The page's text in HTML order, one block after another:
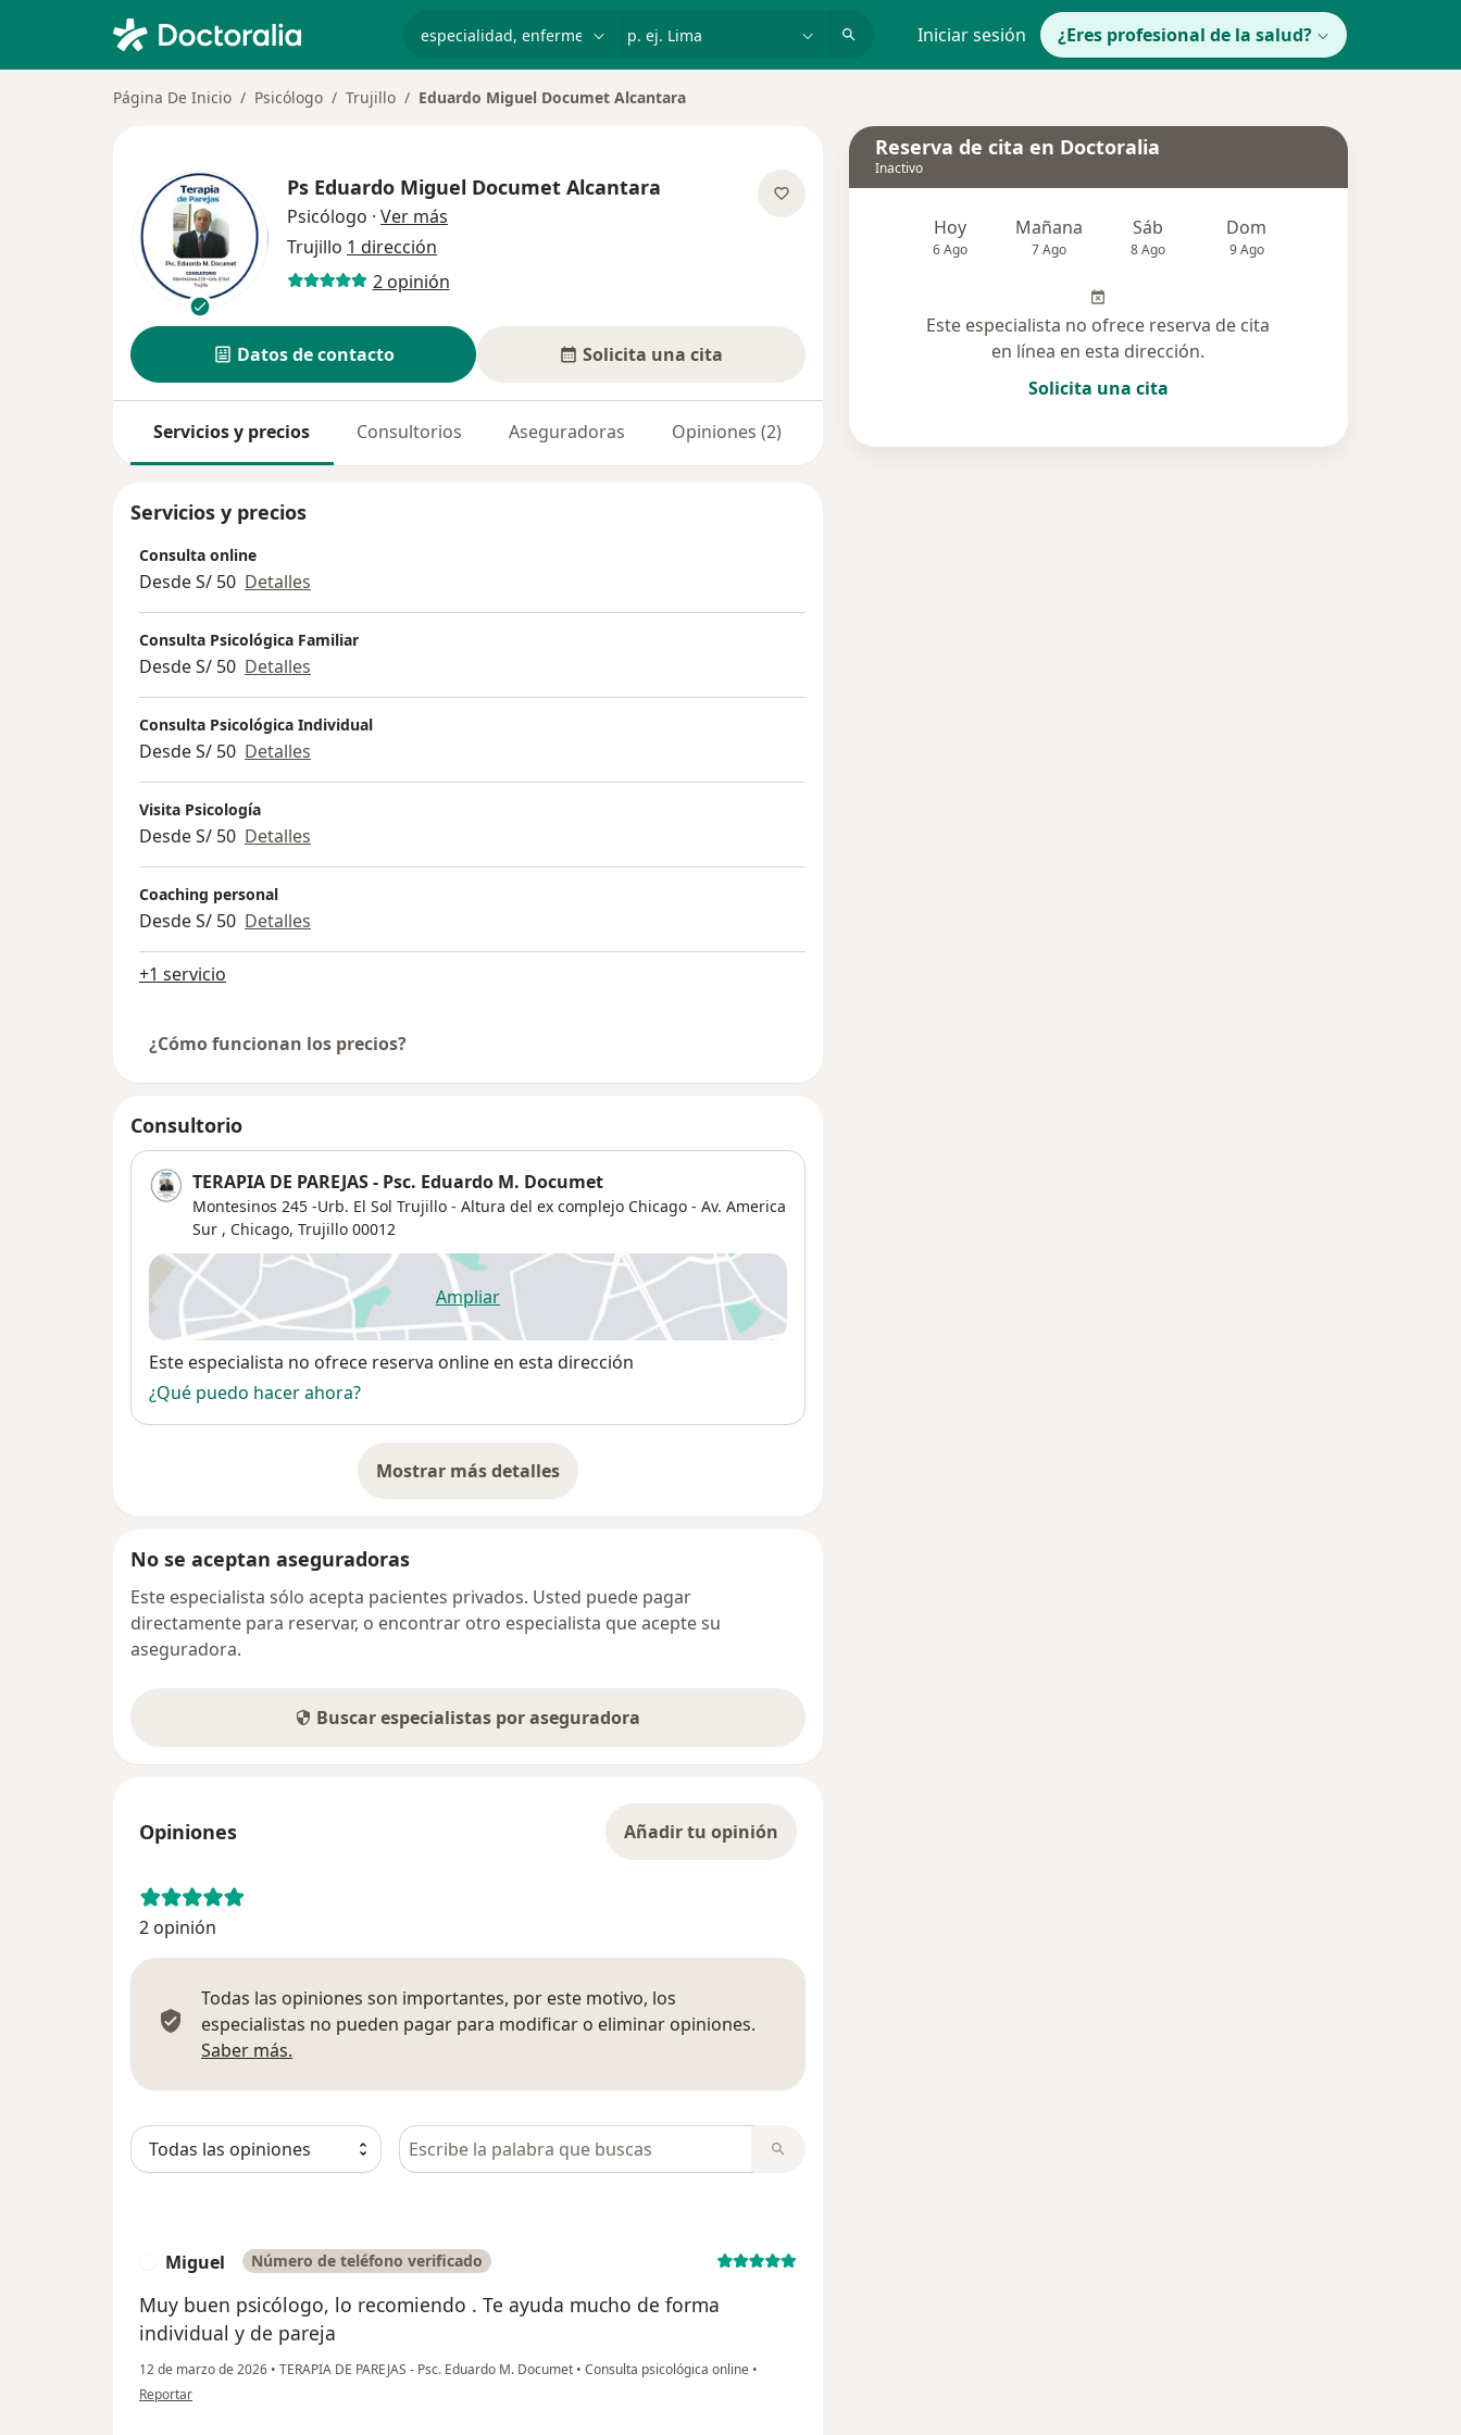
Iniciar sesión ¿Eres profesional de la salud?
Página De Inicio Psicólogo Trujillo Eduardo Miguel Documet Alcantara
Ps Eduardo Miguel Documet Alcantara
Psicólogo · Ver más
Trujillo 1 dirección
2 opinión
Datos de contacto Solicita una cita
Servicios y precios Consultorios Aseguradoras Opiniones (2)
Servicios y precios
Consulta online
Desde S/ 50 Detalles
Consulta Psicológica Familiar
Desde S/ 50 Detalles
Consulta Psicológica Individual
Desde S/ 50 Detalles
Visita Psicología
Desde S/ 50 Detalles
Coaching personal
Desde S/ 50 Detalles
+1 servicio
¿Cómo funcionan los precios?
Consultorio
TERAPIA DE PAREJAS - Psc. Eduardo M. Documet
Montesinos 245 -Urb. El Sol Trujillo - Altura del ex complejo Chicago - Av. America
Sur , Chicago, Trujillo 00012
Ampliarse abre en una nueva pestaña
Disponibilidad
Este especialista no ofrece reserva online en esta dirección
¿Qué puedo hacer ahora?
Mostrar más detalles
sobre la dirección
No se aceptan aseguradoras
Este especialista sólo acepta pacientes privados. Usted puede pagar
directamente para reservar, o encontrar otro especialista que acepte su
aseguradora.
Buscar especialistas por aseguradora
Opiniones Añadir tu opinión
2 opinión
Todas las opiniones son importantes, por este motivo, los
especialistas no pueden pagar para modificar o eliminar opiniones.
Saber más.
Busca en opiniones
Miguel Número de teléfono verificado
Muy buen psicólogo, lo recomiendo . Te ayuda mucho de forma
individual y de pareja
12 de marzo de 2026 • TERAPIA DE PAREJAS - Psc. Eduardo M. Documet • Consulta psicológica online •
en opinión del usuario Miguel
Reportar
Reserva de cita en Doctoralia
Inactivo
Hoy
6 Ago
Mañana
7 Ago
Sáb
8 Ago
Dom
9 Ago
Este especialista no ofrece reserva de cita
en línea en esta dirección.
Solicita una cita